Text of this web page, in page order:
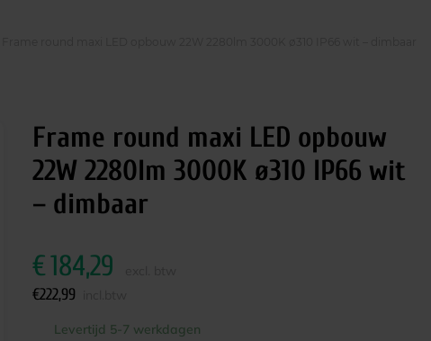
Frame round maxi LED opbouw
22W 2280lm 3000K ø310 IP66 wit
– dimbaar
€184,29
€222,99
Levertijd 5-7 werkdagen